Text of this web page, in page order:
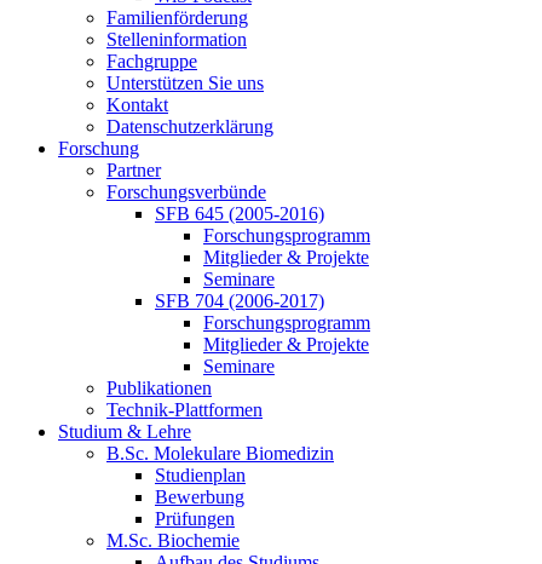
Familienförderung
Stelleninformation
Fachgruppe
Unterstützen Sie uns
Kontakt
Datenschutzerklärung
Forschung
Partner
Forschungsverbünde
SFB 645 (2005-2016)
Forschungsprogramm
Mitglieder & Projekte
Seminare
SFB 704 (2006-2017)
Forschungsprogramm
Mitglieder & Projekte
Seminare
Publikationen
Technik-Plattformen
Studium & Lehre
B.Sc. Molekulare Biomedizin
Studienplan
Bewerbung
Prüfungen
M.Sc. Biochemie